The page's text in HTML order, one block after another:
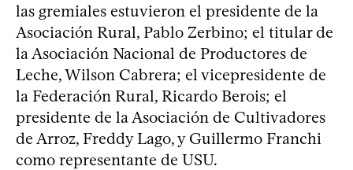
las gremiales estuvieron el presidente de la
Asociación Rural, Pablo Zerbino; el titular de
la Asociación Nacional de Productores de
Leche, Wilson Cabrera; el vicepresidente de
la Federación Rural, Ricardo Berois; el
presidente de la Asociación de Cultivadores
de Arroz, Freddy Lago, y Guillermo Franchi
como representante de USU.